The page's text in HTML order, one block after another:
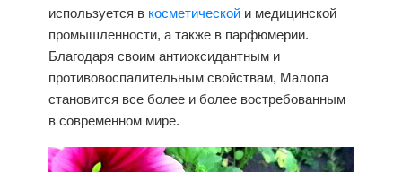
используется в косметической и медицинской
промышленности, а также в парфюмерии.
Благодаря своим антиоксидантным и
противовоспалительным свойствам, Малопа
становится все более и более востребованным
в современном мире.